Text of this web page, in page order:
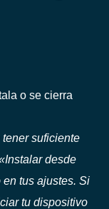
o se cierra
suficiente
desde
tus ajustes. Si
tu dispositivo